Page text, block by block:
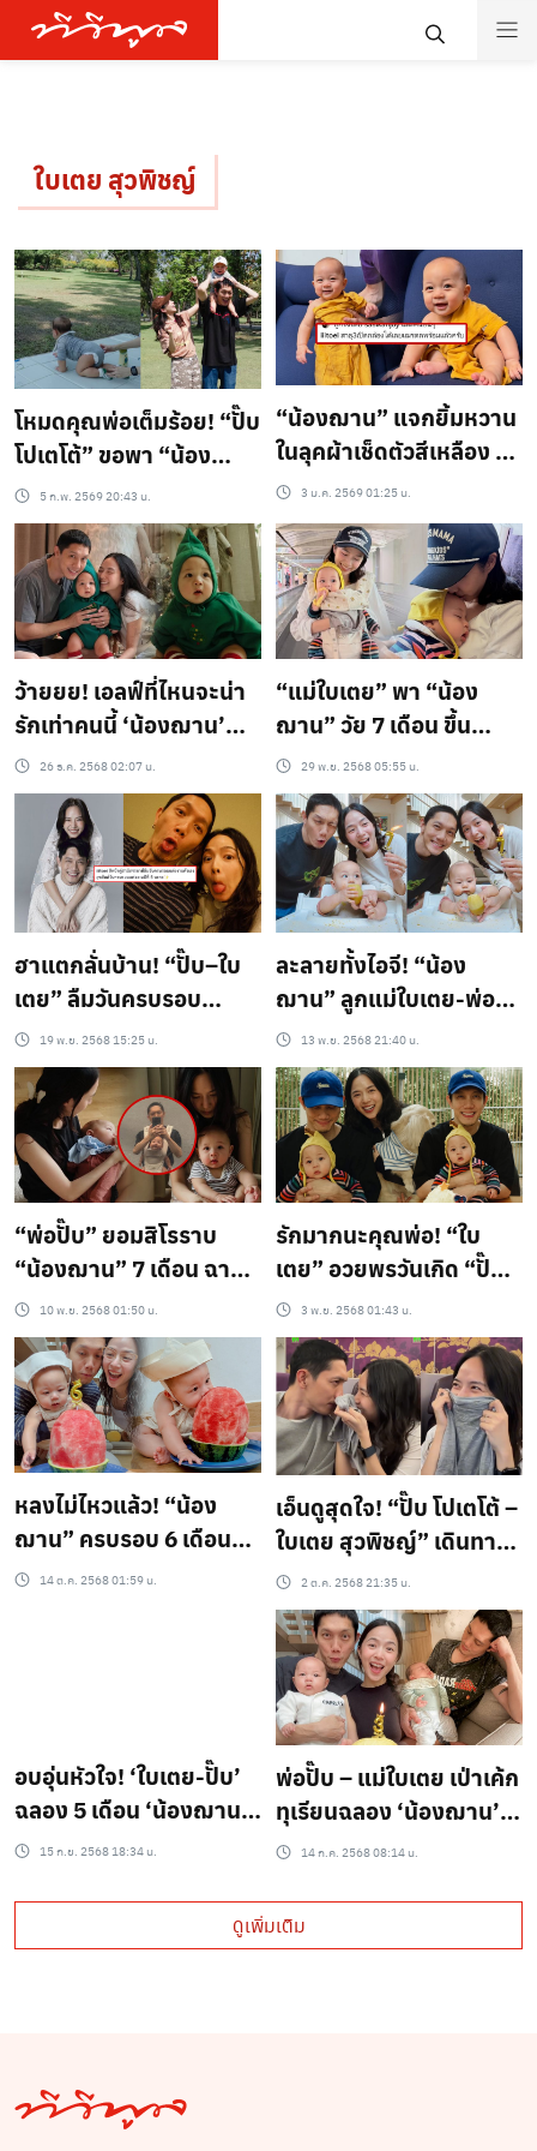
ใบเตย สุวพิชญ์
โหมดคุณพ่อเต็มร้อย! “ปั๊บ
โปเตโต้” ขอพา “น้อง
ฌาน” ออกไปเปิดโลกใน
วันที่อากาศเป็นใจ
5 ก.พ. 2569 20:43 น.
“น้องฌาน” แจกยิ้มหวาน
ในลุคผ้าเช็ดตัวสีเหลือง นี่
คือน้องเณรน้อยตัวจิ๋วชัดๆ
น่ารักจนต้องร้องงู้ยยย
3 ม.ค. 2569 01:25 น.
ว้ายยย! เอลฟ์ที่ไหนจะน่า
รักเท่าคนนี้ ‘น้องฌาน’
ลูกชายพ่อปั๊บ แจกความ
สดใสรับคริสต์มาสปีแรก
เห็นแล้วอยากหยิกแก้ม!
26 ธ.ค. 2568 02:07 น.
​“แม่ใบเตย” พา “น้อง
ฌาน” วัย 7 เดือน ขึ้น
เครื่องบินครั้งแรก!
สุดท้ายเซอร์ไพรส์กว่าที่
คิด! ลูกชาย…ชิลเกินเบอร์!
29 พ.ย. 2568 05:55 น.
ฮาแตกลั่นบ้าน! “ปั๊บ–ใบ
เตย” ลืมวันครบรอบ
แต่งงานปีที่ 5 เพราะในหัว
มีแต่ “น้องฌาน”
19 พ.ย. 2568 15:25 น.
ละลายทั้งไอจี! “น้อง
ฌาน” ลูกแม่ใบเตย-พ่อ
ปั๊บ ฉลองครบ 7 เดือนด้วย
กีวีสีทอง
13 พ.ย. 2568 21:40 น.
“พ่อปั๊บ” ยอมสิโรราบ
“น้องฌาน” 7 เดือน ฉาย
แววหล่อ! ยก “แม่เตย” คือ
ซุปเปอร์มัมที่แท้ทรู!
10 พ.ย. 2568 01:50 น.
รักมากนะคุณพ่อ! “ใบ
เตย” อวยพรวันเกิด “ปั๊บ
โปเตโต้” หวานฉ่ำ ลั่น! ยก
ให้เป็นสามีคนเก่ง..
3 พ.ย. 2568 01:43 น.
หลงไม่ไหวแล้ว! “น้อง
ฌาน” ครบรอบ 6 เดือน
นั่งจุ้มปุ๊กหม่ำแตงโมฉ่ำๆ
14 ต.ค. 2568 01:59 น.
เอ็นดูสุดใจ! “ปั๊บ โปเตโต้ –
ใบเตย สุวพิชญ์” เดินทาง
ครั้งแรกหลังคลอด พกเสื้อ
ลูกชาย “น้องฌาน” ขึ้น
เครื่อง
2 ต.ค. 2568 21:35 น.
อบอุ่นหัวใจ! ‘ใบเตย-ปั๊บ’
ฉลอง 5 เดือน ‘น้องฌาน’
ด้วยสาลี่เกาหลีของโปรด
จัดพอดแคสต์ได้
15 ก.ย. 2568 18:34 น.
พ่อปั๊บ – แม่ใบเตย เป่าเค้ก
ทุเรียนฉลอง ‘น้องฌาน’
ครบ 3 เดือน ฉายแววหล่อ
14 ก.ค. 2568 08:14 น.
ดูเพิ่มเติม